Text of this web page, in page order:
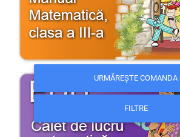
URMĂREȘTE COMANDA
FILTRE